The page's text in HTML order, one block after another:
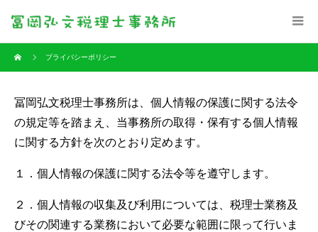
プライバシーポリシー
冨岡弘文税理士事務所は、個人情報の保護に関する法令
の規定等を踏まえ、当事務所の取得・保有する個人情報
に関する方針を次のとおり定めます。
１．個人情報の保護に関する法令等を遵守します。
２．個人情報の収集及び利用については、税理士業務及
びその関連する業務において必要な範囲に限って行いま